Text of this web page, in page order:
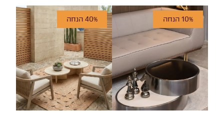
10% הנחה 40% הנחה